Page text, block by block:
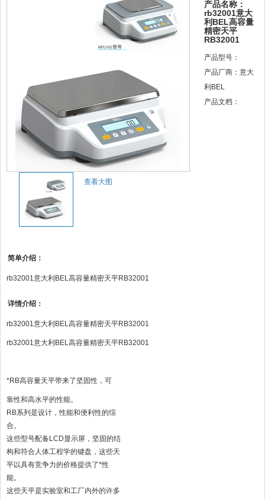
查看大图
产品名称：
rb32001意大
利BEL高容量
精密天平
RB32001
产品型号：
产品厂商：意大
利BEL
产品文档：
简单介绍：
rb32001意大利BEL高容量精密天平RB32001
详情介绍：
rb32001意大利BEL高容量精密天平RB32001
rb32001意大利BEL高容量精密天平RB32001
*RB高容量天平带来了坚固性，可
靠性和高水平的性能。
RB系列是设计，性能和便利性的综
合。
这些型号配备LCD显示屏，坚固的结
构和符合人体工程学的键盘，这些天
平以具有竞争力的价格提供了*性
能。
这些天平是实验室和工厂内外的许多